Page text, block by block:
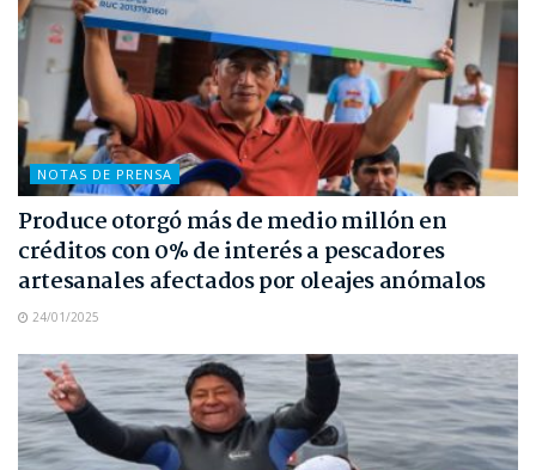
NOTAS DE PRENSA
Produce otorgó más de medio millón en
créditos con 0% de interés a pescadores
artesanales afectados por oleajes anómalos
24/01/2025